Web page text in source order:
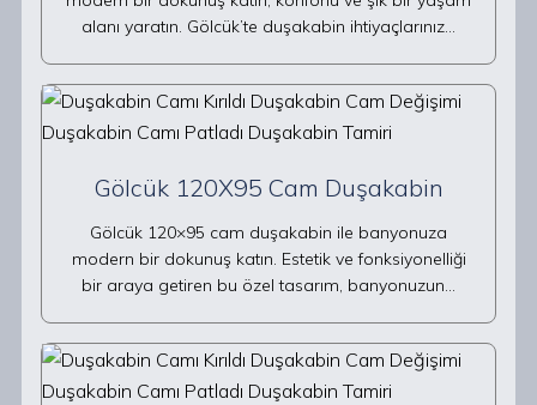
alanı yaratın. Gölcük’te duşakabin ihtiyaçlarınız…
Gölcük 120X95 Cam Duşakabin
Gölcük 120×95 cam duşakabin ile banyonuza
modern bir dokunuş katın. Estetik ve fonksiyonelliği
bir araya getiren bu özel tasarım, banyonuzun…